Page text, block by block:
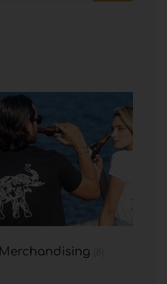
Merchandising